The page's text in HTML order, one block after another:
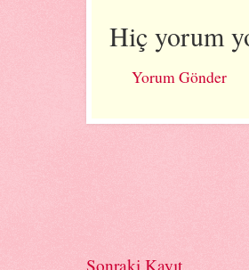
Hiç yorum
Yorum Gönder
Sonraki Kayıt